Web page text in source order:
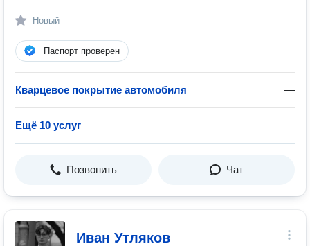
Новый
Паспорт проверен
Кварцевое покрытие автомобиля —
Ещё 10 услуг
Позвонить Чат
Иван Утляков